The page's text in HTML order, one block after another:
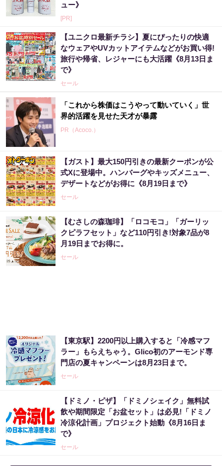
ュー》
[PR]
【ユニクロ最新チラシ】夏にぴったりの快適
なウェアやUVカットアイテムなどがお買い得!
旅行や帰省、レジャーにも大活躍《8月13日ま
で》
セール
「これから株価はこうやって動いていく」世
界的活躍を見せた天才が暴露
PR（Acoco.）
【宝くじ何年も買って一度も当たらない人
へ】原因、はっきりしてます
PR（合同会社デジタルファーム ）
【宝くじ落選】外れ続ける流れ、ここで断ち
ませんか
PR（合同会社デジタルファーム ）
「占い師だけが知ってる〝お金が増える人の
共通点〟」
PR（合同会社デジタルファーム ）
「これから株価はこうやって動いていく」世
界的に活躍した天才が暴露
PR（Acoco.）
【ガスト】最大150円引きの最新クーポンが公
式Xに登場中。ハンバーグやキッズメニュー、
デザートなどがお得に《8月19日まで》
セール
【むさしの森珈琲】「ロコモコ」「ガーリッ
クピラフセット」など110円引き!対象7品が8
月19日までお得に。
セール
【東京駅】2200円以上購入すると「冷感マフ
ラー」もらえちゃう。Glico初のアーモンド専
門店の夏キャンペーンは8月23日まで。
セール
【ドミノ・ピザ】「ドミノシェイク」無料試
飲や期間限定「お盆セット」は必見!「ドミノ
冷涼化計画」プロジェクト始動《8月16日ま
で》
セール